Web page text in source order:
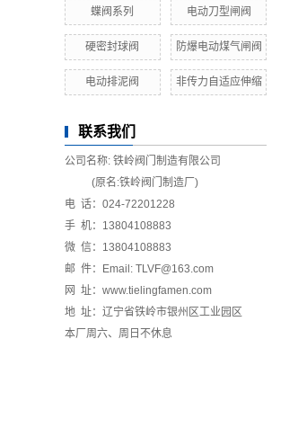
蝶阀系列 电动刀型闸阀
硬密封球阀 防爆电动煤气闸阀
电动排泥阀 非传力自适应伸缩
联系我们
公司名称: 铁岭阀门制造有限公司
(原名:铁岭阀门制造厂)
电 话：024-72201228
手 机：13804108883
微 信：13804108883
邮 件：Email: TLVF@163.com
网 址：www.tielingfamen.com
地 址：辽宁省铁岭市银州区工业园区
本厂周六、周日不休息